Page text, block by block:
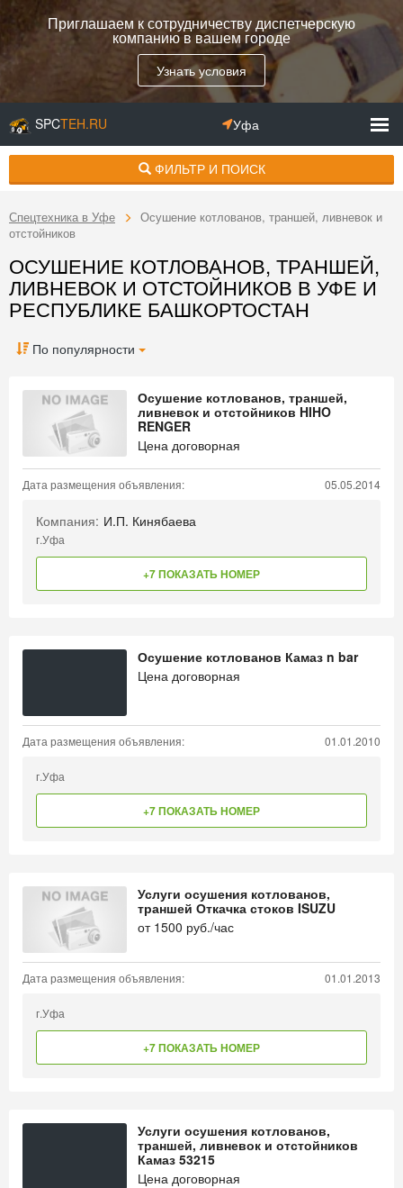
Приглашаем к сотрудничеству диспетчерскую
компанию в вашем городе
Узнать условия
SPCTEH.RU Уфа
ФИЛЬТР И ПОИСК
Спецтехника в Уфе
Осушение котлованов, траншей, ливневок и
отстойников
ОСУШЕНИЕ КОТЛОВАНОВ, ТРАНШЕЙ,
ЛИВНЕВОК И ОТСТОЙНИКОВ В УФЕ И
РЕСПУБЛИКЕ БАШКОРТОСТАН
По популярности
Осушение котлованов, траншей,
ливневок и отстойников HIHO
RENGER
Цена договорная
Дата размещения объявления: 05.05.2014
Компания: И.П. Кинябаева
г.Уфа
+7 ПОКАЗАТЬ НОМЕР
Осушение котлованов Камаз n bar
Цена договорная
Дата размещения объявления: 01.01.2010
г.Уфа
+7 ПОКАЗАТЬ НОМЕР
Услуги осушения котлованов,
траншей Откачка стоков ISUZU
от 1500 руб./час
Дата размещения объявления: 01.01.2013
г.Уфа
+7 ПОКАЗАТЬ НОМЕР
Услуги осушения котлованов,
траншей, ливневок и отстойников
Камаз 53215
Цена договорная